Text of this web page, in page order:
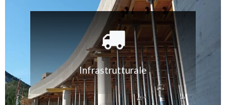
Infrastrutturale